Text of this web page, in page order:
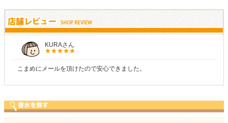
KURAさん
こまめにメールを頂けたので安心できました。